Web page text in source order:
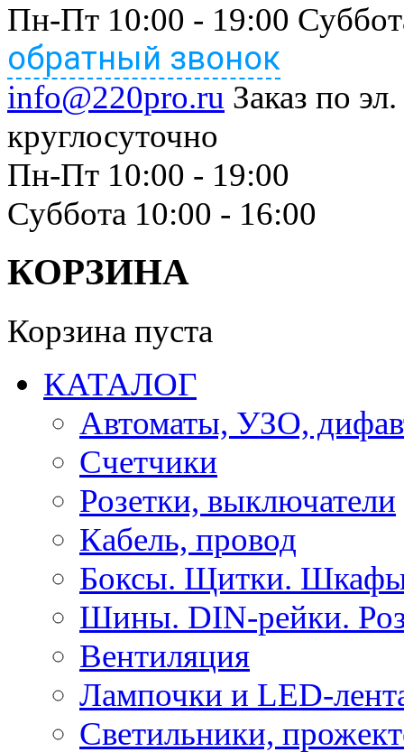
Пн-Пт 10:00 - 19:00
обратный звонок
info@220pro.ru Заказ по
круглосуточно
Пн-Пт 10:00 - 19:00
Суббота 10:00 - 16:00
КОРЗИНА
Корзина пуста
КАТАЛОГ
Автоматы, УЗО,
Счетчики
Розетки, выключатели
Кабель, провод
Боксы. Щитки.
Шины. DIN-рейки.
Вентиляция
Лампочки и LED-
Светильники,